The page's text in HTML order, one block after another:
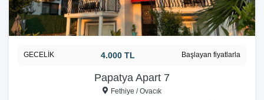
Papatya Apart 7
Fethiye / Ovacık
GECELİK 4.000 TL Başlayan fiyatlarla